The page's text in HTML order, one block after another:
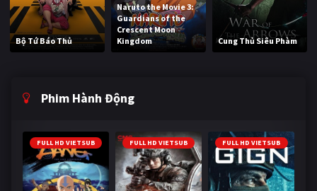
Bộ Tứ Báo Thủ
Naruto the Movie 3:
Guardians of the
Crescent Moon
Kingdom
Cung Thủ Siêu Phàm
Phim Hành Động
FULL HD VIETSUB FULL HD VIETSUB FULL HD VIETSUB